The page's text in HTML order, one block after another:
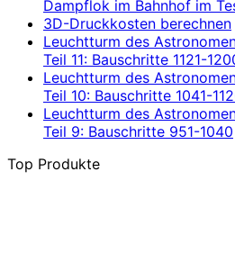
Dampflok im Bahnhof im
3D-Druckkosten berechnen
Leuchtturm des
Teil 11: Bauschritte 1121-
Leuchtturm des
Teil 10: Bauschritte 1041-
Leuchtturm des
Teil 9: Bauschritte 951-1040
Top Produkte